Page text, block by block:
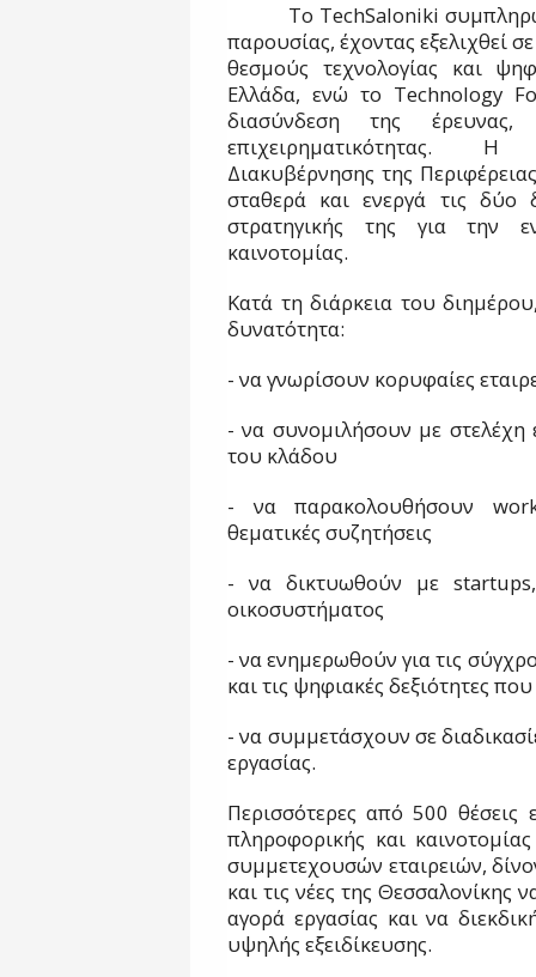
Το TechSaloniki
παρουσίας, έχοντας εξελιχθεί
θεσμούς τεχνολογίας και
Ελλάδα, ενώ το Technology
διασύνδεση της
επιχειρηματικότητας. Η
Διακυβέρνησης της
σταθερά και ενεργά τις δύο
στρατηγικής της για την
καινοτομίας.
Κατά τη διάρκεια του
δυνατότητα:
- να γνωρίσουν κορυφαίες
- να συνομιλήσουν με στελέχη
του κλάδου
- να παρακολουθήσουν
θεματικές συζητήσεις
- να δικτυωθούν με startups,
οικοσυστήματος
- να ενημερωθούν για τις
και τις ψηφιακές δεξιότητες
- να συμμετάσχουν σε
εργασίας.
Περισσότερες από 500 θέσεις
πληροφορικής και
συμμετεχουσών εταιρειών,
και τις νέες της
αγορά εργασίας και να
υψηλής εξειδίκευσης.